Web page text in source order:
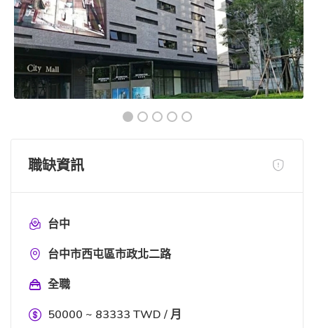
職缺資訊
台中
台中市西屯區市政北二路
全職
50000 ~ 83333 TWD / 月